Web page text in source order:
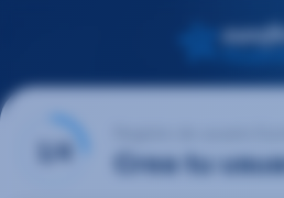
1/4 Crea tu